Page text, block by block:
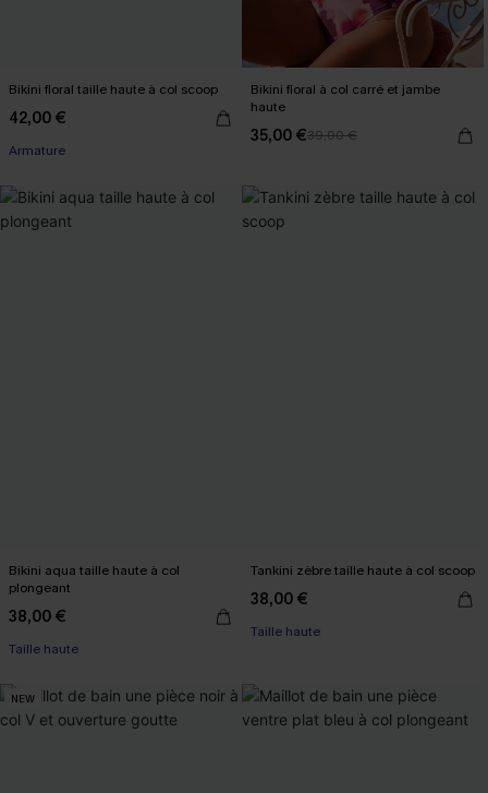
Bikini floral taille haute à col scoop
42,00 €
Armature
Bikini floral à col carré et jambe
haute
35,00 €39,00 €
Bikini aqua taille haute à col
plongeant
38,00 €
Taille haute
Tankini zèbre taille haute à col scoop
38,00 €
Taille haute
NEW